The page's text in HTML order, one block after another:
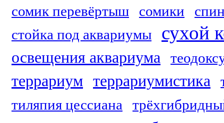
сомик перевёртыш сомики
стойка под аквариумы
сухой
освещения аквариума
террариум террариумистика
тиляпия цессиана